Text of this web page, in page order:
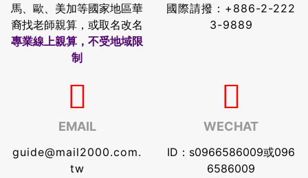
馬、歐、美加等國家地區華
裔找老師親算，或取名改名
專業線上親算，不受地域限
制
國際請撥： +886-2-222
3-9889
EMAIL
guide@mail2000.com.
tw
WECHAT
ID：s0966586009或096
6586009